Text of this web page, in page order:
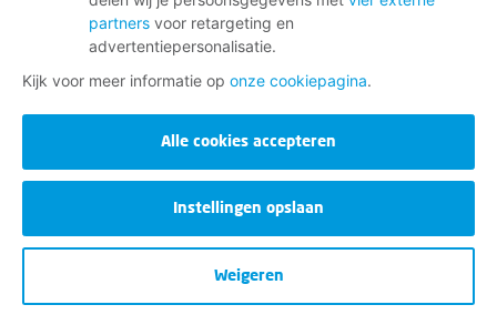
partners voor retargeting en
advertentiepersonalisatie.
Kijk voor meer informatie op onze cookiepagina.
Alle cookies accepteren
Instellingen opslaan
Weigeren